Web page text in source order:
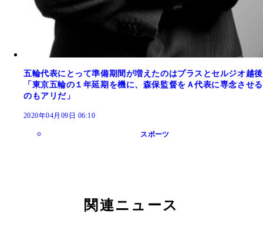
五輪代表にとって準備期間が増えたのはプラスとセルジオ越後
「東京五輪の１年延期を機に、森保監督をＡ代表に専念させる
のもアリだ」
2020年04月09日 06:10
スポーツ
関連ニュース